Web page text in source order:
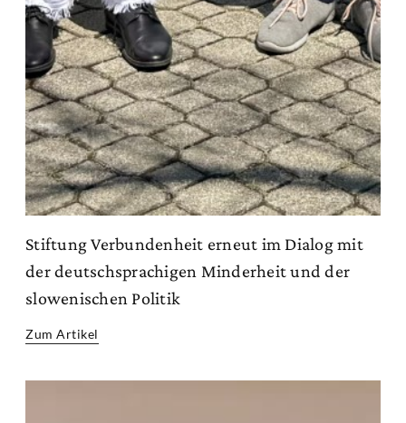
Stiftung Verbundenheit erneut im Dialog mit
der deutschsprachigen Minderheit und der
slowenischen Politik
Zum Artikel